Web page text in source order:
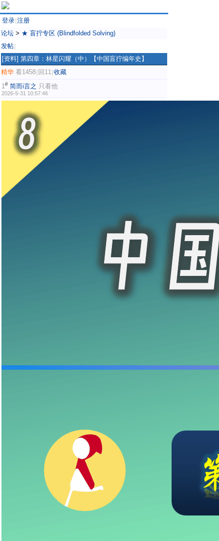
登录 注册
论坛 > ★ 盲拧专区 (Blindfolded Solving)
发帖
[资料] 第四章：林星闪耀（中）【中国盲拧编年史】
精华 看1458 回11 收藏
1# 简而i言之 只看他
2026-5-31 10:57:46